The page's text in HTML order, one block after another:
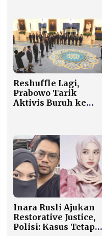
Dagang dan Kerja
Sama Ekonomi
Reshuffle Lagi,
Prabowo Tarik
Aktivis Buruh ke
Pergi
Inara Rusli Ajukan
Restorative Justice,
Polisi: Kasus Tetap